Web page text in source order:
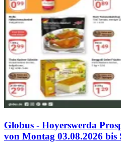
Globus - Hoyerswerda
von Montag 03.08.2026 bis